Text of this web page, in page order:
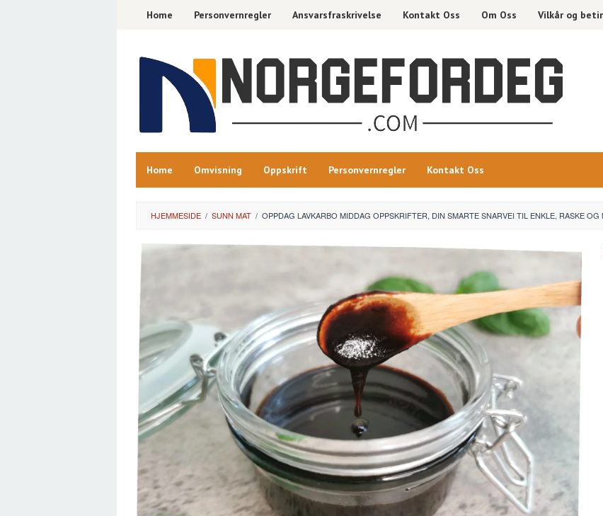
Home Personvernregler Ansvarsfraskrivelse Kontakt Oss Om Oss Vilkår og
Home Omvisning Oppskrift Personvernregler Kontakt Oss
HJEMMESIDE / SUNN MAT / OPPDAG LAVKARBO MIDDAG OPPSKRIFTER, DIN SMARTE SNARVEI TIL ENKLE, RASKE